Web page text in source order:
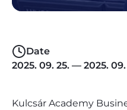
Date
2025. 09. 25. — 2025. 09.
Kulcsár Academy